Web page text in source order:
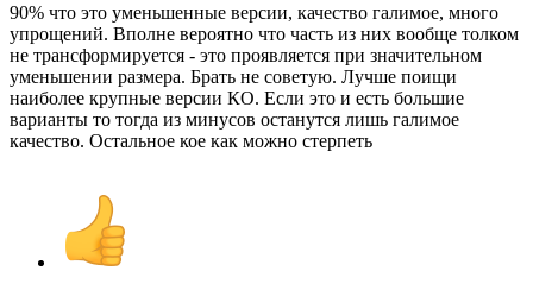
90% что это уменьшенные версии, качество галимое, много
упрощений. Вполне вероятно что часть из них вообще толком
не трансформируется - это проявляется при значительном
уменьшении размера. Брать не советую. Лучше поищи
наиболее крупные версии КО. Если это и есть большие
варианты то тогда из минусов останутся лишь галимое
качество. Остальное кое как можно стерпеть